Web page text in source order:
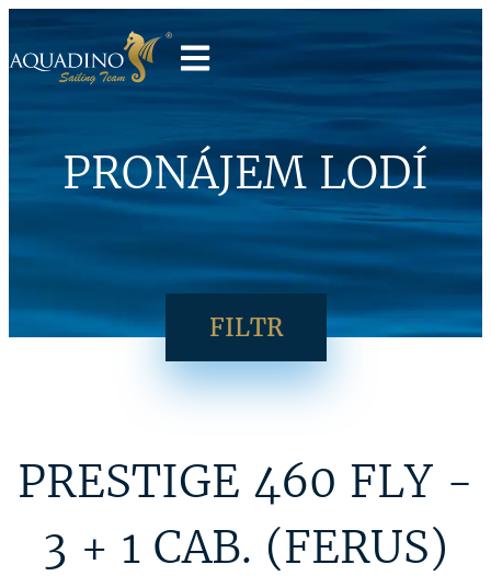
PRONÁJEM LODÍ
FILTR
PRESTIGE 460 FLY -
3 + 1 CAB. (FERUS)